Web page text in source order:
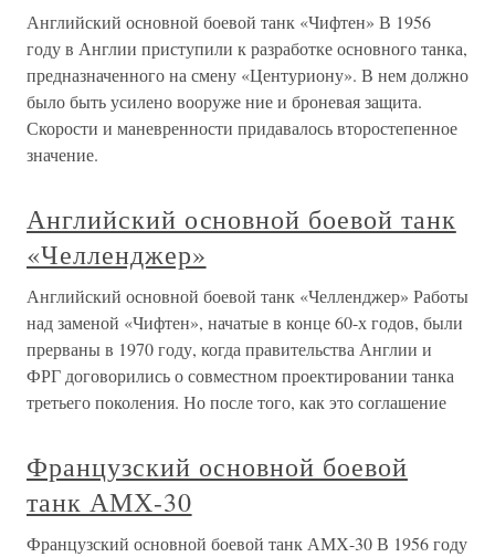
Английский основной боевой танк «Чифтен» В 1956
году в Англии приступили к разработке основного танка,
предназначенного на смену «Центуриону». В нем должно
было быть усилено вооруже ние и броневая защита.
Скорости и маневренности придавалось второстепенное
значение.
Английский основной боевой танк
«Челленджер»
Английский основной боевой танк «Челленджер» Работы
над заменой «Чифтен», начатые в конце 60-х годов, были
прерваны в 1970 году, когда правительства Англии и
ФРГ договорились о совместном проектировании танка
третьего поколения. Но после того, как это соглашение
Французский основной боевой
танк АМХ-30
Французский основной боевой танк АМХ-30 В 1956 году